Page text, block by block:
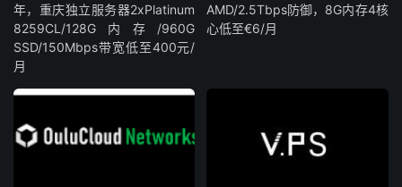
年，重庆独立服务器2xPlatinum
8259CL/128G内存/960G
SSD/150Mbps带宽低至400元/
月
AMD/2.5Tbps防御，8G内存4核
心低至€6/月